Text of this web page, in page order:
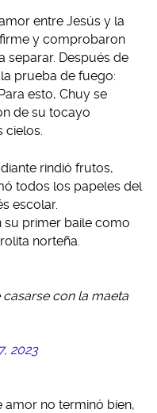
entre Jesús y la
y comprobaron
separar. Después de
prueba de fuego:
esto, Chuy se
de su tocayo
cielos.
rindió frutos,
todos los papeles del
escolar.
su primer baile como
norteña.
con la maeta
2023
amor no terminó bien,